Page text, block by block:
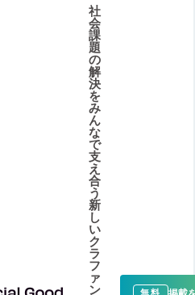
社
会
課
題
の
解
決
を
み
ん
な
で
支
え
合
う
新
し
い
ク
ラ
フ
ァ
ン 無料